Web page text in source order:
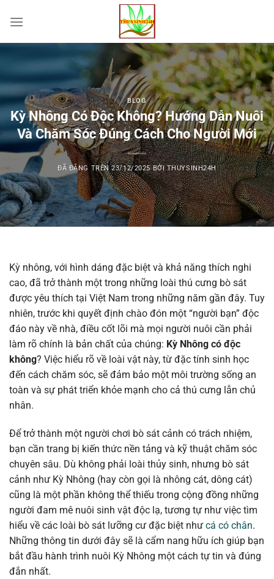
đến
BLOG
Kỳ Nhông Có Độc Không? Hướng Dẫn Nuôi
Và Chăm Sóc Đúng Cách Cho Người Mới
ĐÃ ĐĂNG TRÊN23/12/2025 BỞITHUYSINH24H
Kỳ nhông, với hình dáng đặc biệt và khả năng thích nghi
cao, đã trở thành một trong những loài thú cưng bò sát
được yêu thích tại Việt Nam trong những năm gần đây. Tuy
nhiên, trước khi quyết định chào đón một “người bạn” độc
đáo này về nhà, điều cốt lõi mà mọi người nuôi cần phải
làm rõ chính là bản chất của chúng: Kỳ Nhông có độc
không? Việc hiểu rõ về loài vật này, từ đặc tính sinh học
đến cách chăm sóc, sẽ đảm bảo một môi trường sống an
toàn và sự phát triển khỏe mạnh cho cả thú cưng lẫn chủ
nhân.
Để trở thành một người chơi bò sát cảnh có trách nhiệm,
bạn cần trang bị kiến thức nền tảng và kỹ thuật chăm sóc
chuyên sâu. Dù không phải loài thủy sinh, nhưng bò sát
cảnh như Kỳ Nhông (hay còn gọi là nhông cát, dông cát)
cũng là một phần không thể thiếu trong cộng đồng những
người đam mê nuôi sinh vật độc lạ, tương tự như việc tìm
hiểu về các loài bò sát lưỡng cư đặc biệt như cá có chân.
Những thông tin dưới đây sẽ là cẩm nang hữu ích giúp bạn
bắt đầu hành trình nuôi Kỳ Nhông một cách tự tin và đúng
đắn nhất.